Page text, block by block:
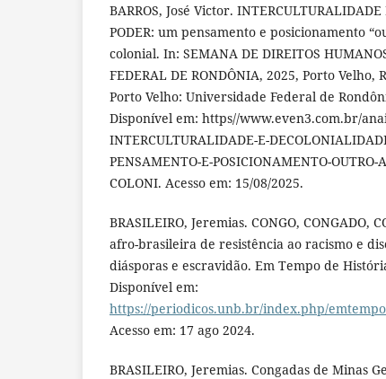
BARROS, José Victor.
PODER: um pensamento e posicionamento
colonial. In: SEMANA DE DIREITOS
FEDERAL DE RONDÔNIA, 2025, Porto
Porto Velho: Universidade Federal de
Disponível em: https//www.even3.com.br/
INTERCULTURALIDADE-E-
PENSAMENTO-E-POSICIONAMENTO-OUTRO-
COLONI. Acesso em: 15/08/2025.
BRASILEIRO, Jeremias. CONGO, CONGADO,
afro-brasileira de resistência ao racismo e
diásporas e escravidão. Em Tempo de
Disponível em:
https://periodicos.unb.br/index.php/
Acesso em: 17 ago 2024.
BRASILEIRO, Jeremias. Congadas de Minas